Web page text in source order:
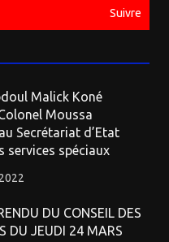
Suivre
Malick Koné
Moussa
Secrétariat d’Etat
services spéciaux
DU CONSEIL DES
DU JEUDI 24 MARS